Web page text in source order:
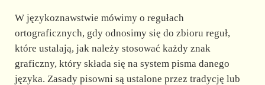
W językoznawstwie mówimy o regułach
ortograficznych, gdy odnosimy się do zbioru reguł,
które ustalają, jak należy stosować każdy znak
graficzny, który składa się na system pisma danego
języka. Zasady pisowni są ustalone przez tradycję lub